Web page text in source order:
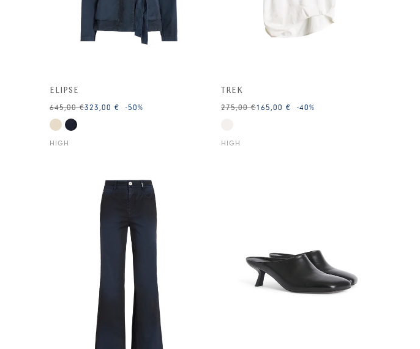
ELIPSE
HIGH
645,00 €323,00 € -50%
TREK
HIGH
275,00 €165,00 € -40%